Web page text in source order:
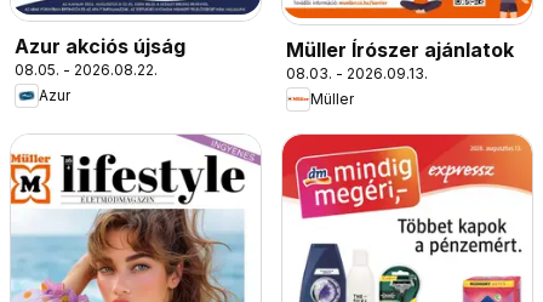
Azur akciós újság
08.05. - 2026.08.22.
Azur
Müller Írószer ajánlatok
08.03. - 2026.09.13.
Müller